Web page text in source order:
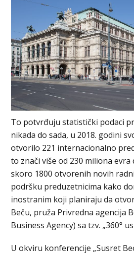
To potvrđuju statistički podaci
nikada do sada, u 2018. godini
otvorilo 221 internacionalno
to znači više od 230 miliona
skoro 1800 otvorenih novih
podršku preduzetnicima kako
inostranim koji planiraju da
Beču, pruža Privredna agencija
Business Agency) sa tzv. „360°
U okviru konferencije „Susret